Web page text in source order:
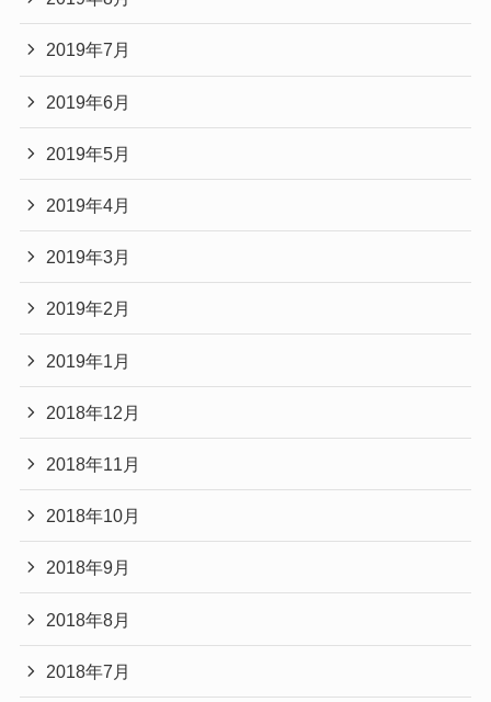
2019年7月
2019年6月
2019年5月
2019年4月
2019年3月
2019年2月
2019年1月
2018年12月
2018年11月
2018年10月
2018年9月
2018年8月
2018年7月